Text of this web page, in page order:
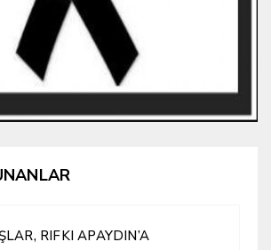
RIFKI APAYDIN’A